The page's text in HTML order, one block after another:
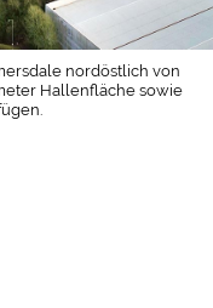
nordöstlich von
Hallenfläche sowie